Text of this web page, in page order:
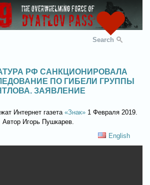
Search
РФ САНКЦИОНИРОВАЛА
ПО ГИБЕЛИ ГРУППЫ
ЗАЯВЛЕНИЕ
Интернет газета «Знак» 1 Февраля 2019.
Автор Игорь Пушкарев.
English